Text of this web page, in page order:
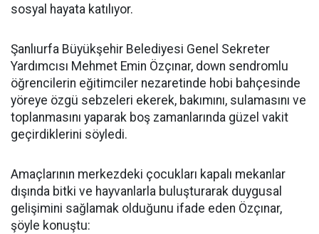
sosyal hayata katılıyor.
Şanlıurfa Büyükşehir Belediyesi Genel Sekreter
Yardımcısı Mehmet Emin Özçınar, down sendromlu
öğrencilerin eğitimciler nezaretinde hobi bahçesinde
yöreye özgü sebzeleri ekerek, bakımını, sulamasını ve
toplanmasını yaparak boş zamanlarında güzel vakit
geçirdiklerini söyledi.
Amaçlarının merkezdeki çocukları kapalı mekanlar
dışında bitki ve hayvanlarla buluşturarak duygusal
gelişimini sağlamak olduğunu ifade eden Özçınar,
şöyle konuştu: